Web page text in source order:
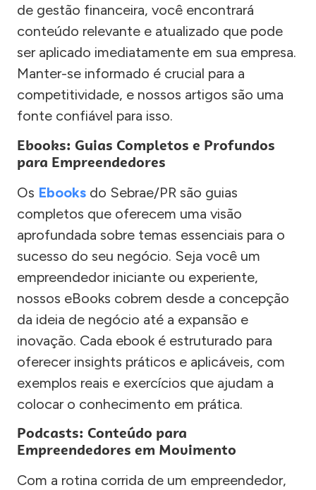
de gestão financeira, você encontrará
conteúdo relevante e atualizado que pode
ser aplicado imediatamente em sua empresa.
Manter-se informado é crucial para a
competitividade, e nossos artigos são uma
fonte confiável para isso.
Ebooks: Guias Completos e Profundos
para Empreendedores
Os Ebooks do Sebrae/PR são guias
completos que oferecem uma visão
aprofundada sobre temas essenciais para o
sucesso do seu negócio. Seja você um
empreendedor iniciante ou experiente,
nossos eBooks cobrem desde a concepção
da ideia de negócio até a expansão e
inovação. Cada ebook é estruturado para
oferecer insights práticos e aplicáveis, com
exemplos reais e exercícios que ajudam a
colocar o conhecimento em prática.
Podcasts: Conteúdo para
Empreendedores em Movimento
Com a rotina corrida de um empreendedor,